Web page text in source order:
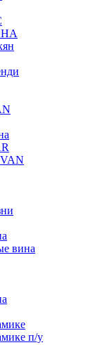
вина
п/у